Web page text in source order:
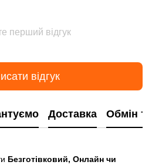
перший відгук
відгук
Доставка Обмін
Безготівковий, Онлайн чи